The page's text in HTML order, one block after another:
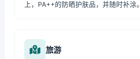
上，PA++的防晒护肤品，并随时补涂。
旅游